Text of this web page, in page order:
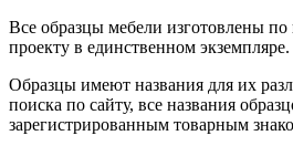
Все образцы мебели изготовлены
проекту в единственном экземпляре.
Образцы имеют названия для их
поиска по сайту, все названия
зарегистрированным товарным